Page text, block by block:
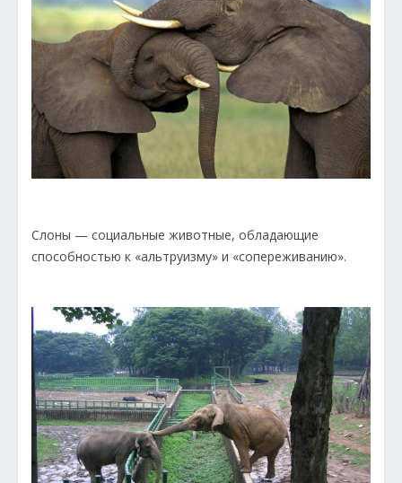
Слоны — социальные животные, обладающие
способностью к «альтруизму» и «сопереживанию».